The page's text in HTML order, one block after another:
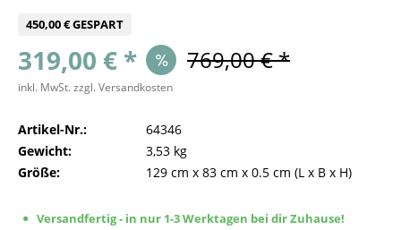
450,00 € GESPART
319,00 € * 769,00 € *
inkl. MwSt.zzgl. Versandkosten
Artikel-Nr.:
64346
Gewicht:
3,53 kg
Größe:
129 cm x 83 cm x 0.5 cm (L x B x H)
Versandfertig - in nur 1-3 Werktagen bei dir Zuhause!